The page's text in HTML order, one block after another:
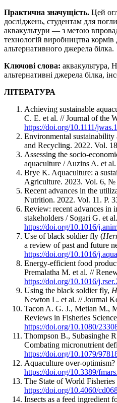
Практична значущість. Цей
досліджень, студентам для
аквакультури — з метою
технологій виробництва
альтернативного джерела білка.
Ключові слова: аквакультура,
альтернативні джерела білка,
ЛІТЕРАТУРА
Achieving sustainable
C. E. et al. // Journal of the
https://doi.org/10.1111/
Environmental sustainability
and Recycling. 2022. Vol.
Assessing the socio-
aquaculture / Auzins A. et
Brye K. Aquaculture: a
Agriculture. 2023. Vol. 6,
Recent advances in the
Nutrition. 2022. Vol. 11. P.
Review: recent advances in
stakeholders / Sogari G. et
https://doi.org/10.1016/
Use of black soldier fly (
a review of past and future
https://doi.org/10.1016/
Energy-efficient food
Premalatha M. et al. //
https://doi.org/10.1016/
Using the black soldier fly,
Newton L. et al. // Journal
Tacon A. G. J., Metian M.,
Reviews in Fisheries
https://doi.org/10.1080/
Thompson B., Subasinghe
Combating micronutrient
https://doi.org/10.1079/
Aquaculture over-
https://doi.org/10.3389/
The State of World
https://doi.org/10.4060/
Insects as a feed ingredient